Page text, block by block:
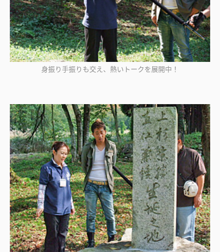
身振り手振りも交え、熱いトークを展開中！